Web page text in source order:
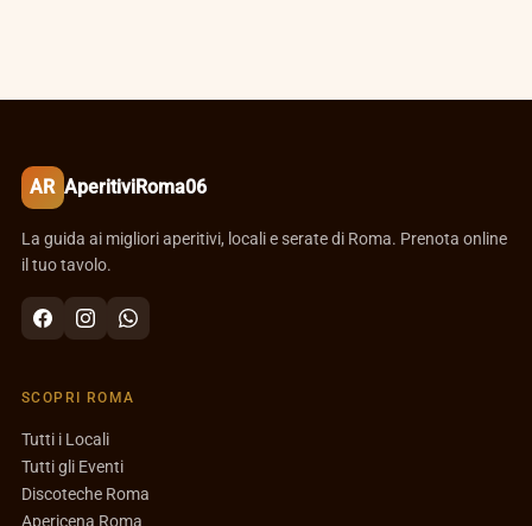
AR AperitiviRoma06
La guida ai migliori aperitivi, locali e serate di Roma. Prenota online
il tuo tavolo.
SCOPRI ROMA
Tutti i Locali
Tutti gli Eventi
Discoteche Roma
Apericena Roma